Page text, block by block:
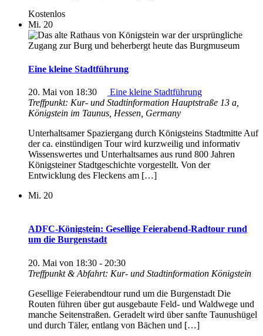
Kostenlos
Mi. 20
Eine kleine Stadtführung
20. Mai von 18:30
Eine kleine Stadtführung
Treffpunkt: Kur- und Stadtinformation Hauptstraße 13 a,
Königstein im Taunus, Hessen, Germany
Unterhaltsamer Spaziergang durch Königsteins Stadtmitte Auf
der ca. einstündigen Tour wird kurzweilig und informativ
Wissenswertes und Unterhaltsames aus rund 800 Jahren
Königsteiner Stadtgeschichte vorgestellt. Von der
Entwicklung des Fleckens am […]
Mi. 20
ADFC-Königstein: Gesellige Feierabend-Radtour rund
um die Burgenstadt
20. Mai von 18:30 - 20:30
Treffpunkt & Abfahrt: Kur- und Stadtinformation Königstein
Gesellige Feierabendtour rund um die Burgenstadt Die
Routen führen über gut ausgebaute Feld- und Waldwege und
manche Seitenstraßen. Geradelt wird über sanfte Taunushügel
und durch Täler, entlang von Bächen und […]